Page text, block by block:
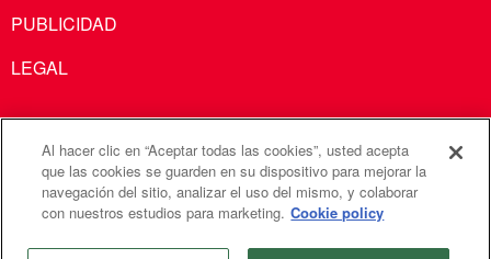
PUBLICIDAD
LEGAL
Comunicaciones Metodistas Unidas es una agencia de la
Iglesia Metodista Unida
©2026Comunicaciones Metodistas Unidas. Reservados
todos los derechos
Al hacer clic en “Aceptar todas las cookies”, usted acepta
que las cookies se guarden en su dispositivo para mejorar la
navegación del sitio, analizar el uso del mismo, y colaborar
con nuestros estudios para marketing. Cookie policy